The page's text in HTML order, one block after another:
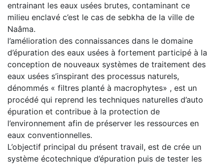
entrainant les eaux usées brutes, contaminant ce
milieu enclavé c’est le cas de sebkha de la ville de
Naâma.
l’amélioration des connaissances dans le domaine
d’épuration des eaux usées à fortement participé à la
conception de nouveaux systèmes de traitement des
eaux usées s’inspirant des processus naturels,
dénommés « filtres planté à macrophytes» , est un
procédé qui reprend les techniques naturelles d’auto
épuration et contribue à la protection de
l’environnement afin de préserver les ressources en
eaux conventionnelles.
L’objectif principal du présent travail, est de crée un
système écotechnique d’épuration puis de tester les